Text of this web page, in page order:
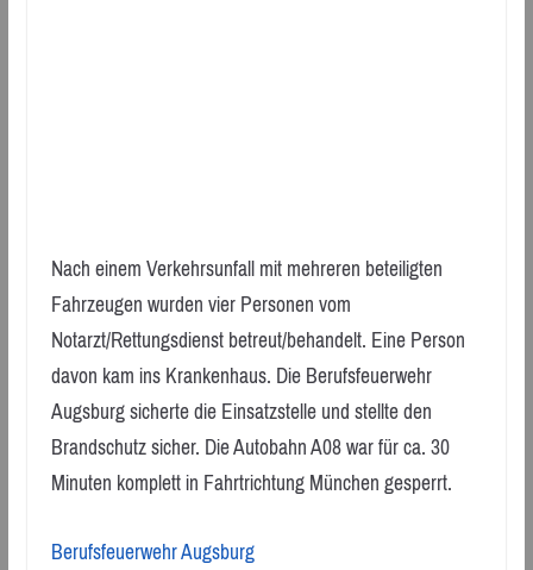
Nach einem Verkehrsunfall mit mehreren beteiligten
Fahrzeugen wurden vier Personen vom
Notarzt/Rettungsdienst betreut/behandelt. Eine Person
davon kam ins Krankenhaus. Die Berufsfeuerwehr
Augsburg sicherte die Einsatzstelle und stellte den
Brandschutz sicher. Die Autobahn A08 war für ca. 30
Minuten komplett in Fahrtrichtung München gesperrt.
Berufsfeuerwehr Augsburg